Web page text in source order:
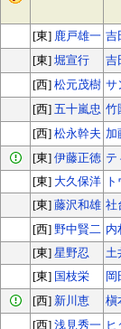
[東] 鹿戸雄一 吉
[東] 堀宣行 吉
[西] 松元茂樹 サ
[西] 五十嵐忠 竹
[西] 松永幹夫 加
[東] 伊藤正徳 テ
[東] 大久保洋
[東] 藤沢和雄 社
[西] 野中賢二 内
[東] 星野忍
土
[東] 国枝栄
岡
[西] 新川恵
槇
[西] 浅見秀一